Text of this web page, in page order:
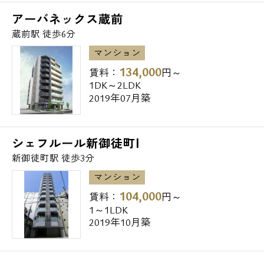
ファミリーマート⇒218m
▼ドラッグストア
ドラッグセイムス⇒457m
どらっぐぱぱす⇒497m
▼郵便局・銀行
台東三筋郵便局⇒54m
元浅草郵便局⇒354m
鳥越神社前郵便局⇒389m
東京東信用金庫三筋支店⇒190m
栃木銀行東京支店⇒285m
朝日信用金庫西町支店⇒484m
▼警察署・交番
下谷警察署⇒206m
***************************************
アーバネックス蔵前
蔵前駅 徒歩6分
マンション
賃料： 134,000円～
1DK～2LDK
2019年07月築
シェフルール新御徒町Ⅰ
新御徒町駅 徒歩3分
マンション
賃料： 104,000円～
1～1LDK
2019年10月築